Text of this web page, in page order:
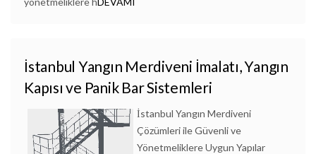
İstanbul Yangın Merdiveni İmalatı, Yangın
Kapısı ve Panik Bar Sistemleri
İstanbul Yangın Merdiveni
Çözümleri ile Güvenli ve
Yönetmeliklere Uygun Yapılar